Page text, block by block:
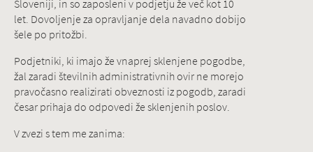
Sloveniji, in so zaposleni v podjetju že več kot 10
let. Dovoljenje za opravljanje dela navadno dobijo
šele po pritožbi.
Podjetniki, ki imajo že vnaprej sklenjene pogodbe,
žal zaradi številnih administrativnih ovir ne morejo
pravočasno realizirati obveznosti iz pogodb, zaradi
česar prihaja do odpovedi že sklenjenih poslov.
V zvezi s tem me zanima: